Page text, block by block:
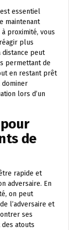
essentiel
maintenant
proximité, vous
plus
distance peut
permettant de
en restant prêt
dominer
lors d’un
de
rapide et
adversaire. En
on peut
l’adversaire et
ses
atouts